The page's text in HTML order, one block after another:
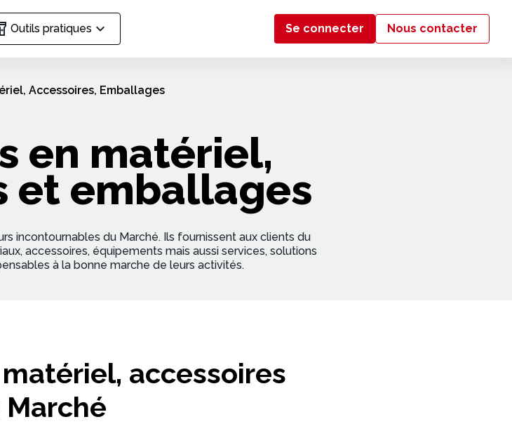
Outils pratiques Se connecter Nous contacter
Accessoires, Emballages
en matériel,
et emballages
incontournables du Marché. Ils fournissent aux clients du
accessoires, équipements mais aussi services, solutions
à la bonne marche de leurs activités.
accessoires